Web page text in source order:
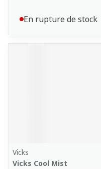
En rupture de stock
Vicks
Vicks Cool Mist